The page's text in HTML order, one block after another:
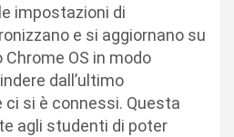
impostazioni di
e si aggiornano su
OS in modo
dall’ultimo
si è connessi. Questa
agli studenti di poter